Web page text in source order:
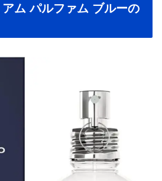
ム パルファム ブルーの